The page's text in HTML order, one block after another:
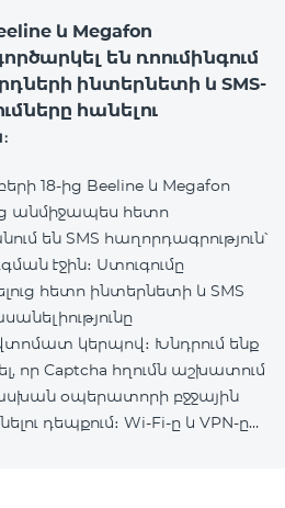
և Megafon
են ռոումինգում
ինտերնետի և SMS-
հանելու
18-ից Beeline և Megafon
անմիջապես հետո
են SMS հաղորդագրություն՝
էջին։ Ստուգումը
հետո ինտերնետի և SMS
կերպով։ Խնդրում ենք
որ Captcha հղումն աշխատում
օպերատորի բջջային
դեպքում։ Wi-Fi-ը և VPN-ը